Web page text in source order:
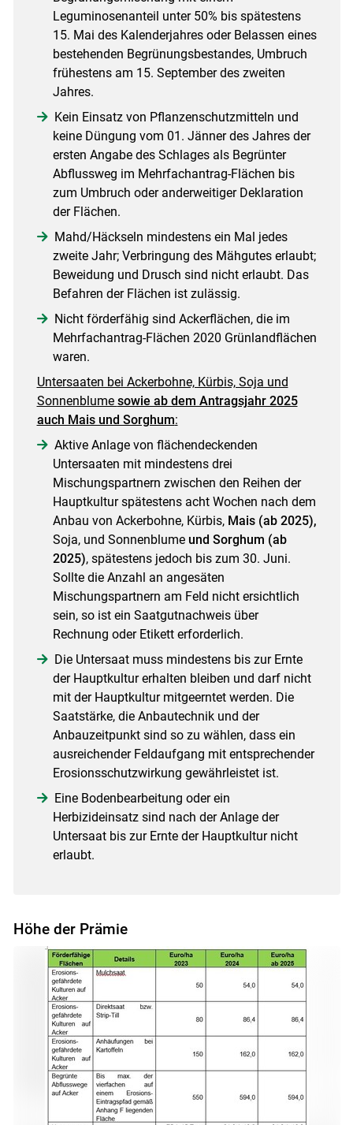
Leguminosenanteil unter 50% bis spätestens
15. Mai des Kalenderjahres oder Belassen eines
bestehenden Begrünungsbestandes, Umbruch
frühestens am 15. September des zweiten
Jahres.
Kein Einsatz von Pflanzenschutzmitteln und
keine Düngung vom 01. Jänner des Jahres der
ersten Angabe des Schlages als Begrünter
Abflussweg im Mehrfachantrag-Flächen bis
zum Umbruch oder anderweitiger Deklaration
der Flächen.
Mahd/Häckseln mindestens ein Mal jedes
zweite Jahr; Verbringung des Mähgutes erlaubt;
Beweidung und Drusch sind nicht erlaubt. Das
Befahren der Flächen ist zulässig.
Nicht förderfähig sind Ackerflächen, die im
Mehrfachantrag-Flächen 2020 Grünlandflächen
waren.
Untersaaten bei Ackerbohne, Kürbis, Soja und
Sonnenblume sowie ab dem Antragsjahr 2025
auch Mais und Sorghum:
Aktive Anlage von flächendeckenden
Untersaaten mit mindestens drei
Mischungspartnern zwischen den Reihen der
Hauptkultur spätestens acht Wochen nach dem
Anbau von Ackerbohne, Kürbis, Mais (ab 2025),
Soja, und Sonnenblume und Sorghum (ab
2025), spätestens jedoch bis zum 30. Juni.
Sollte die Anzahl an angesäten
Mischungspartnern am Feld nicht ersichtlich
sein, so ist ein Saatgutnachweis über
Rechnung oder Etikett erforderlich.
Die Untersaat muss mindestens bis zur Ernte
der Hauptkultur erhalten bleiben und darf nicht
mit der Hauptkultur mitgeerntet werden. Die
Saatstärke, die Anbautechnik und der
Anbauzeitpunkt sind so zu wählen, dass ein
ausreichender Feldaufgang mit entsprechender
Erosionsschutzwirkung gewährleistet ist.
Eine Bodenbearbeitung oder ein
Herbizideinsatz sind nach der Anlage der
Untersaat bis zur Ernte der Hauptkultur nicht
erlaubt.
Höhe der Prämie